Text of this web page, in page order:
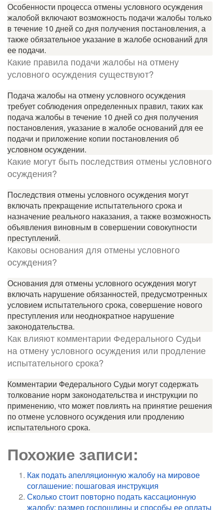
Особенности процесса отмены условного осуждения
жалобой включают возможность подачи жалобы только
в течение 10 дней со дня получения постановления, а
также обязательное указание в жалобе оснований для
ее подачи.
Какие правила подачи жалобы на отмену
условного осуждения существуют?
Подача жалобы на отмену условного осуждения
требует соблюдения определенных правил, таких как
подача жалобы в течение 10 дней со дня получения
постановления, указание в жалобе оснований для ее
подачи и приложение копии постановления об
условном осуждении.
Какие могут быть последствия отмены условного
осуждения?
Последствия отмены условного осуждения могут
включать прекращение испытательного срока и
назначение реального наказания, а также возможность
объявления виновным в совершении совокупности
преступлений.
Каковы основания для отмены условного
осуждения?
Основания для отмены условного осуждения могут
включать нарушение обязанностей, предусмотренных
условием испытательного срока, совершение нового
преступления или неоднократное нарушение
законодательства.
Как влияют комментарии Федерального Судьи
на отмену условного осуждения или продление
испытательного срока?
Комментарии Федерального Судьи могут содержать
толкование норм законодательства и инструкции по
применению, что может повлиять на принятие решения
по отмене условного осуждения или продлению
испытательного срока.
Похожие записи:
Как подать апелляционную жалобу на мировое
соглашение: пошаговая инструкция
Сколько стоит повторно подать кассационную
жалобу: размер госпошлины и способы ее оплаты